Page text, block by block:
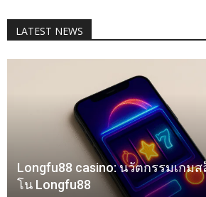
LATEST NEWS
Longfu88 casino: นวัตกรรมเกม
โน Longfu88